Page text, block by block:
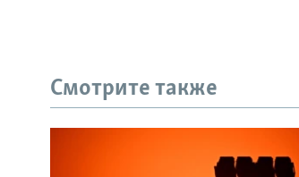
Смотрите также